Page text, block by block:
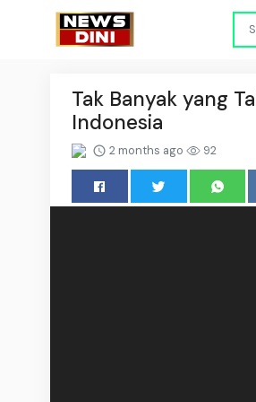
Tak Banyak yang
Indonesia
2 months ago 92